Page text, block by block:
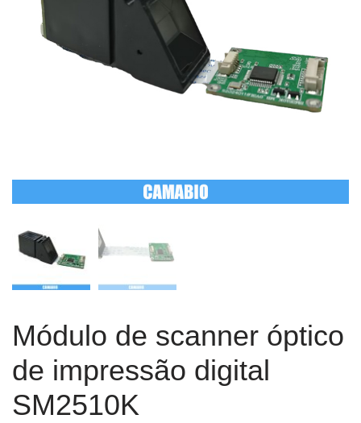
Módulo de scanner óptico
de impressão digital
SM2510K